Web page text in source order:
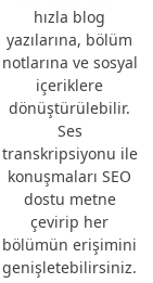
hızla blog
yazılarına, bölüm
notlarına ve sosyal
içeriklere
dönüştürülebilir.
Ses
transkripsiyonu ile
konuşmaları SEO
dostu metne
çevirip her
bölümün erişimini
genişletebilirsiniz.